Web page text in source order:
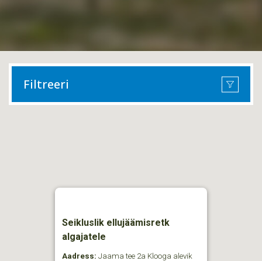
Filtreeri
Seikluslik ellujäämisretk
algajatele
Aadress: Jaama tee 2a Klooga alevik